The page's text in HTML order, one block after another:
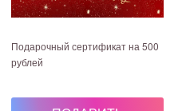
Подарочный сертификат на 500
рублей